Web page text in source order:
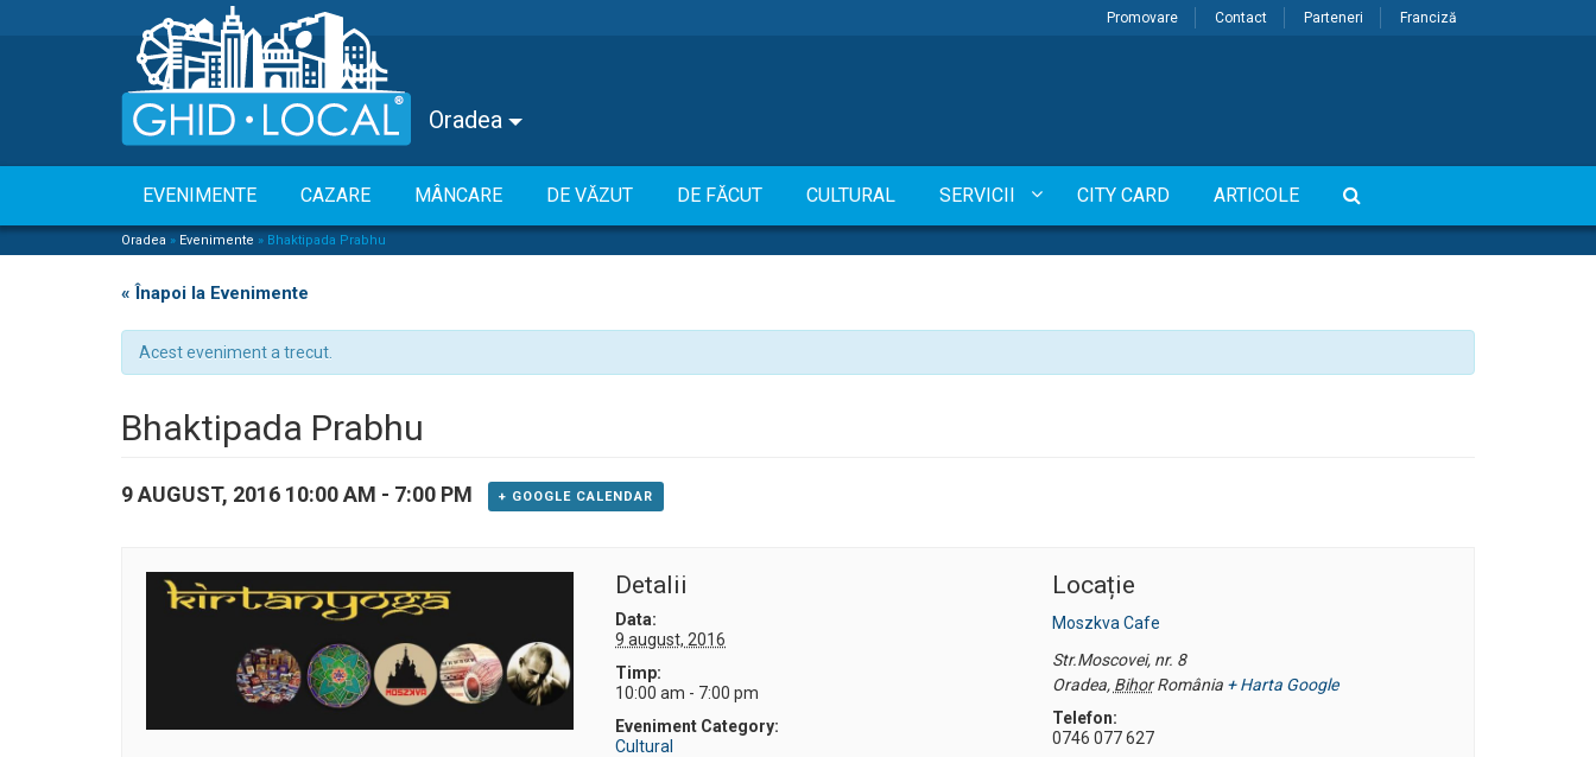
Promovare Contact Parteneri Franciză
Oradea
EVENIMENTE CAZARE MÂNCARE DE VĂZUT DE FĂCUT CULTURAL SERVICII CITY CARD ARTICOLE
Oradea » Evenimente » Bhaktipada Prabhu
« Înapoi la Evenimente
Acest eveniment a trecut.
Bhaktipada Prabhu
9 AUGUST, 2016 10:00 AM - 7:00 PM + GOOGLE CALENDAR
Detalii
Data:
9 august, 2016
Timp:
10:00 am - 7:00 pm
Eveniment Category:
Cultural
Locație
Moszkva Cafe
Str.Moscovei, nr. 8
Oradea, Bihor România + Harta Google
Telefon:
0746 077 627